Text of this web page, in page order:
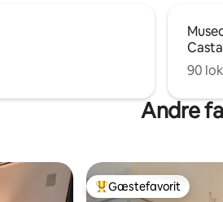
90
Andre
Bedste gæstefavorit
Gæstefavorit